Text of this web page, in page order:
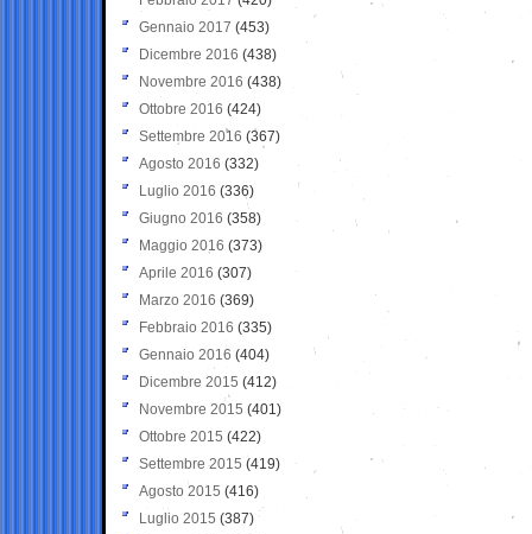
Gennaio 2017 (453)
Dicembre 2016 (438)
Novembre 2016 (438)
Ottobre 2016 (424)
Settembre 2016 (367)
Agosto 2016 (332)
Luglio 2016 (336)
Giugno 2016 (358)
Maggio 2016 (373)
Aprile 2016 (307)
Marzo 2016 (369)
Febbraio 2016 (335)
Gennaio 2016 (404)
Dicembre 2015 (412)
Novembre 2015 (401)
Ottobre 2015 (422)
Settembre 2015 (419)
Agosto 2015 (416)
Luglio 2015 (387)